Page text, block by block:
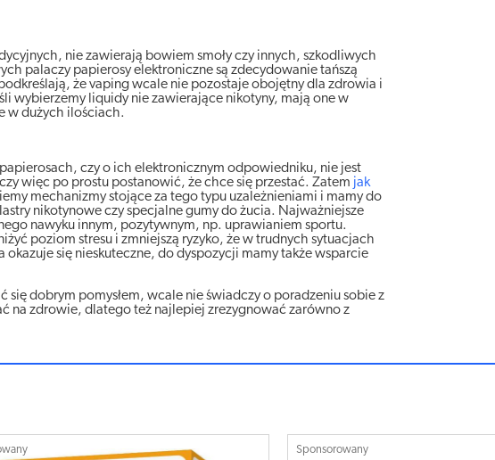
nie zawierają bowiem smoły czy innych, szkodliwych
palaczy papierosy elektroniczne są zdecydowanie tańszą
że vaping wcale nie pozostaje obojętny dla zdrowia i
wybierzemy liquidy nie zawierające nikotyny, mają one w
w dużych ilościach.
czy o ich elektronicznym odpowiedniku, nie jest
więc po prostu postanowić, że chce się przestać. Zatem jak
mechanizmy stojące za tego typu uzależnieniami i mamy do
nikotynowe czy specjalne gumy do żucia. Najważniejsze
nawyku innym, pozytywnym, np. uprawianiem sportu.
poziom stresu i zmniejszą ryzyko, że w trudnych sytuacjach
się nieskuteczne, do dyspozycji mamy także wsparcie
dobrym pomysłem, wcale nie świadczy o poradzeniu sobie z
na zdrowie, dlatego też najlepiej zrezygnować zarówno z
Sponsorowany